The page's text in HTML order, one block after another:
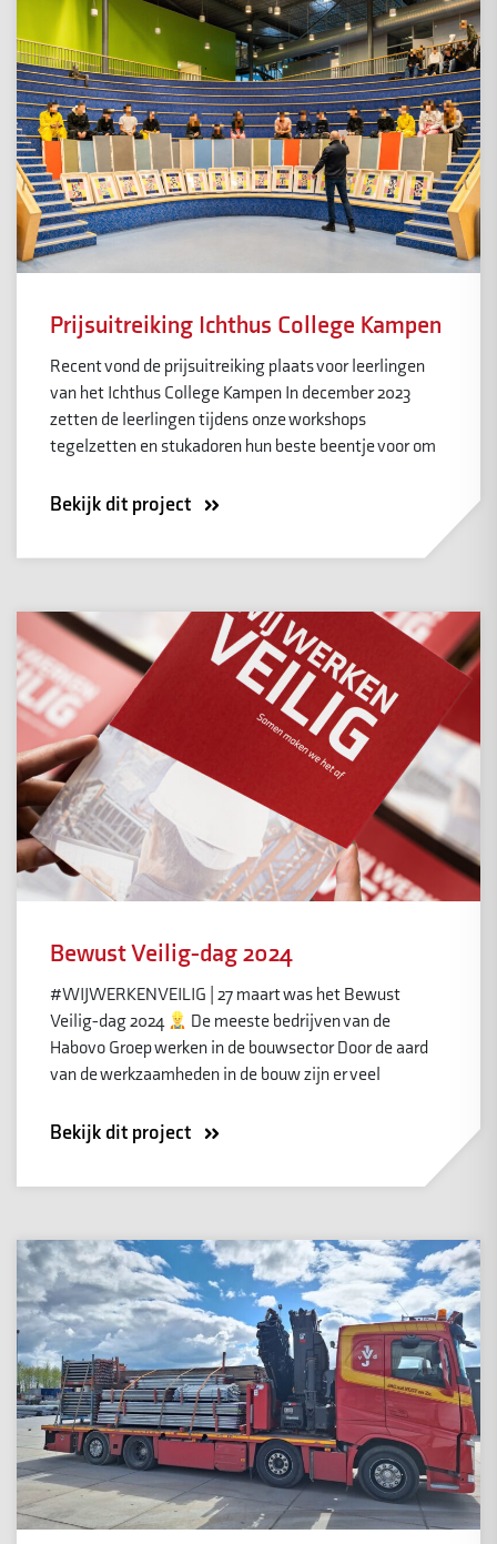
Prijsuitreiking Ichthus College Kampen
Recent vond de prijsuitreiking plaats voor leerlingen
van het Ichthus College Kampen In december 2023
zetten de leerlingen tijdens onze workshops
tegelzetten en stukadoren hun beste beentje voor om
Bekijk dit project
Bewust Veilig-dag 2024
#WIJWERKENVEILIG | 27 maart was het Bewust
Veilig-dag 2024
De meeste bedrijven van de
Habovo Groep werken in de bouwsector Door de aard
van de werkzaamheden in de bouw zijn er veel
Bekijk dit project